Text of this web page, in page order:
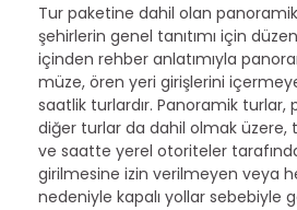
Tur paketine dahil olan
şehirlerin genel tanıtımı için
içinden rehber anlatımıyla
müze, ören yeri girişlerini
saatlik turlardır. Panoramik
diğer turlar da dahil olmak üzere,
ve saatte yerel otoriteler
girilmesine izin verilmeyen veya
nedeniyle kapalı yollar sebebiyle